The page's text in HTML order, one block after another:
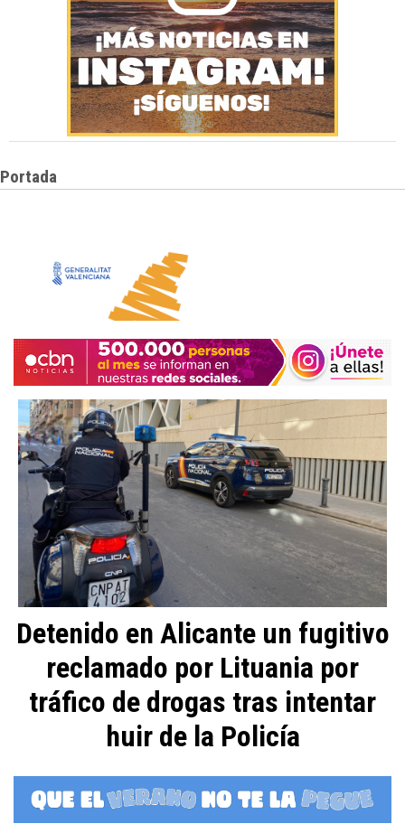
Portada
Detenido en Alicante un fugitivo
reclamado por Lituania por
tráfico de drogas tras intentar
huir de la Policía